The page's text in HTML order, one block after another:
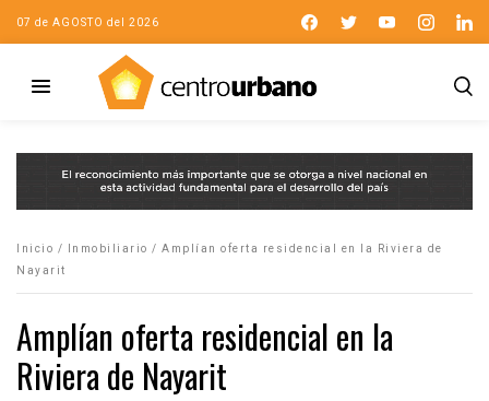
07 de AGOSTO del 2026
Inicio / Inmobiliario / Amplían oferta residencial en la Riviera de
Nayarit
Amplían oferta residencial en la
Riviera de Nayarit